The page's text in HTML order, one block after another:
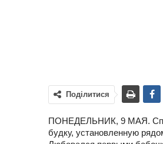
Поділитися
ПОНЕДЕЛЬНИК, 9 МАЯ.
будку, установленную